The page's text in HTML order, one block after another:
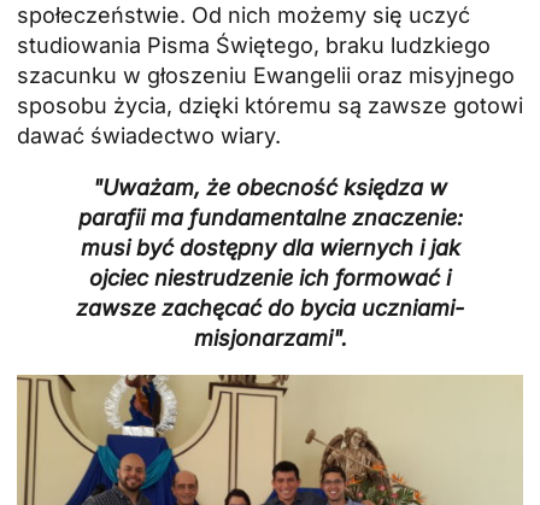
społeczeństwie. Od nich możemy się uczyć
studiowania Pisma Świętego, braku ludzkiego
szacunku w głoszeniu Ewangelii oraz misyjnego
sposobu życia, dzięki któremu są zawsze gotowi
dawać świadectwo wiary.
"Uważam, że obecność księdza w
parafii ma fundamentalne znaczenie:
musi być dostępny dla wiernych i jak
ojciec niestrudzenie ich formować i
zawsze zachęcać do bycia uczniami-
misjonarzami".